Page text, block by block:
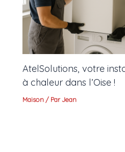
AtelSolutions, votre
à chaleur dans l’Oise !
Maison / ParJean